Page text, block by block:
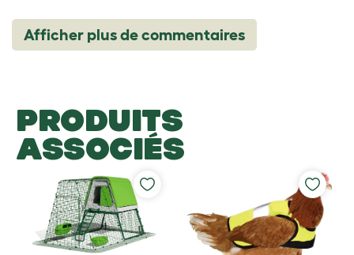
Afficher plus de commentaires
PRODUITS
ASSOCIÉS